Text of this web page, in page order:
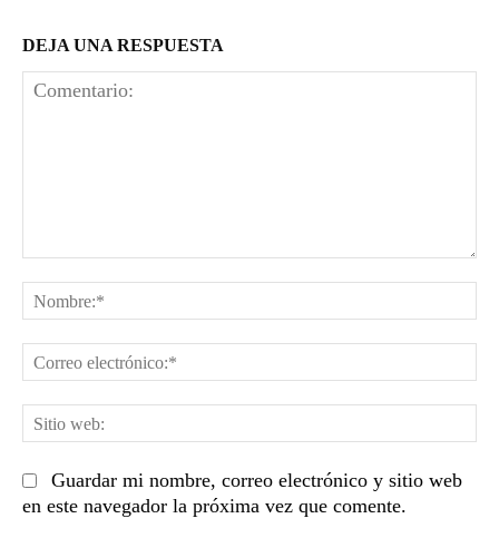
DEJA UNA RESPUESTA
Guardar mi nombre, correo electrónico y sitio web
en este navegador la próxima vez que comente.